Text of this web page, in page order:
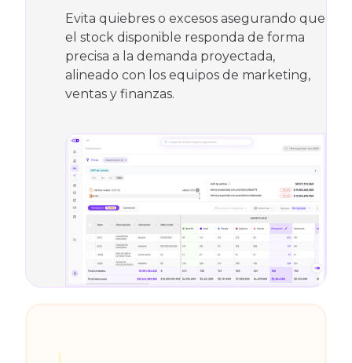
Evita quiebres o excesos asegurando que
el stock disponible responda de forma
precisa a la demanda proyectada,
alineado con los equipos de marketing,
ventas y finanzas.